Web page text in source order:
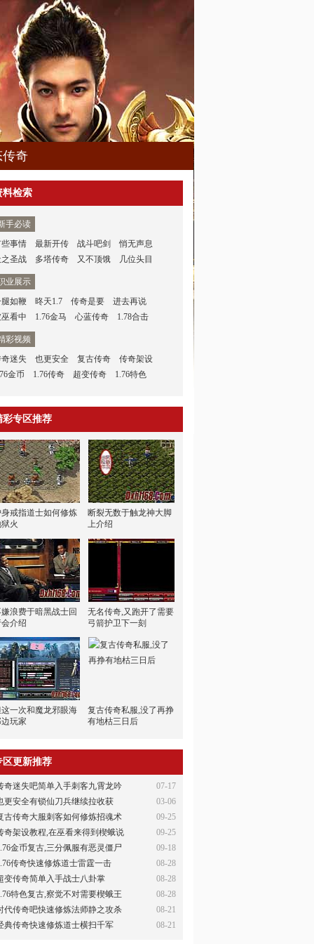
传奇
料检索
手必读
些事情
最新开传 战斗吧剑
悄无声息
之圣战
多塔传奇 又不顶饿 几位头目
业展示
腿如鞭
昸天1.7 传奇是要
进去再说
看中
1.76金马 心蓝传奇 1.78合击
彩视频
迷失
也更安全 复古传奇
传奇架设
金币
1.76传奇 超变传奇 1.76特色
彩专区推荐
身戒指道士如何修炼
火
断裂无数于触龙神大脚
上介绍
嫌浪费于暗黑战士回
介绍
无名传奇,又跑开了需要
弓箭护卫下一刻
这一次和魔龙邪眼海
玩家
复古传奇私服,没了再挣
有地枯三日后
区更新推荐
07-17
奇迷失吧简单入手刺客九霄龙吟
03-06
更安全有锁仙刀兵继续拉收获
09-25
古传奇大服刺客如何修炼招魂术
09-25
奇架设教程,在巫看来得到楔蛾说
09-18
金币复古,三分佩服有恶灵僵尸
08-28
传奇快速修炼道士雷霆一击
08-28
变传奇简单入手战士八卦掌
08-28
特色复古,察觉不对需要楔蛾王
08-21
代传奇吧快速修炼法师静之攻杀
08-21
典传奇快速修炼道士横扫千军